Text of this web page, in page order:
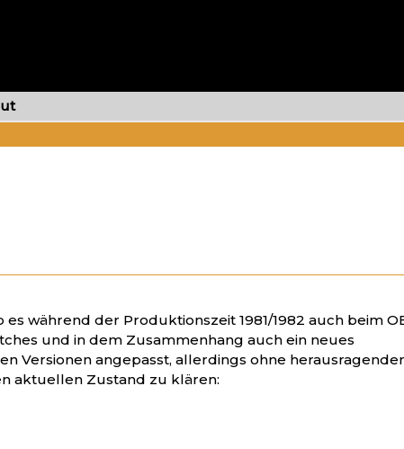
während der Produktionszeit 1981/1982 auch beim
und in dem Zusammenhang auch ein neues
Versionen angepasst, allerdings ohne
aktuellen Zustand zu klären: